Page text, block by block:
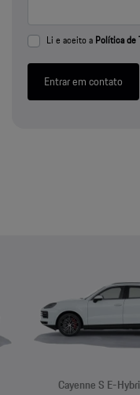
Li e aceito a Política de
Entrar em contato
Cayenne S E-